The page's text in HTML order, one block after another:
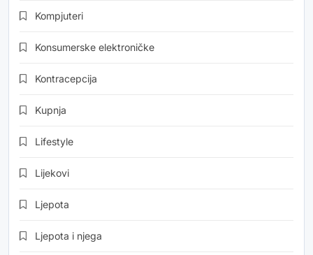
Kompjuteri
Konsumerske elektroničke
Kontracepcija
Kupnja
Lifestyle
Lijekovi
Ljepota
Ljepota i njega